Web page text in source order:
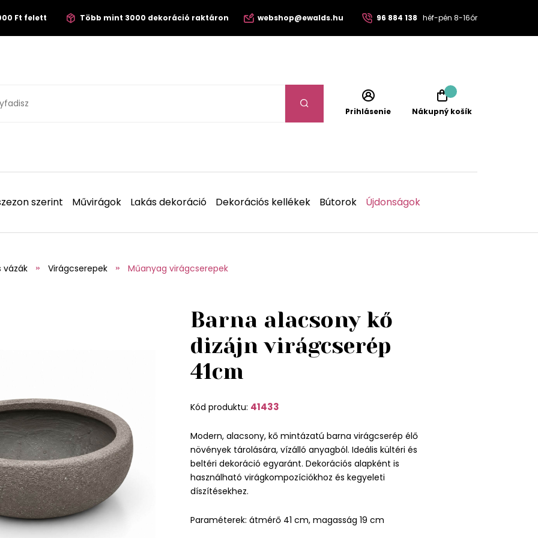
Ft felett Több mint 3000 dekoráció raktáron webshop@ewalds.hu 96 884 138 héf-pén 8-16ór
Prihlásenie Nákupný košík
szerint Művirágok Lakás dekoráció Dekorációs kellékek Bútorok Újdonságok
vázák Virágcserepek Műanyag virágcserepek
Barna alacsony kő
dizájn virágcserép
41cm
Kód produktu: 41433
Modern, alacsony, kő mintázatú barna virágcserép élő
növények tárolására, vízálló anyagból. Ideális kültéri és
beltéri dekoráció egyaránt. Dekorációs alapként is
használható virágkompozíciókhoz és kegyeleti
díszítésekhez.
Paraméterek: átmérő 41 cm, magasság 19 cm